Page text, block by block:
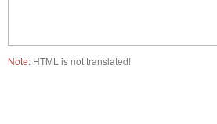
Note: HTML is not translated!